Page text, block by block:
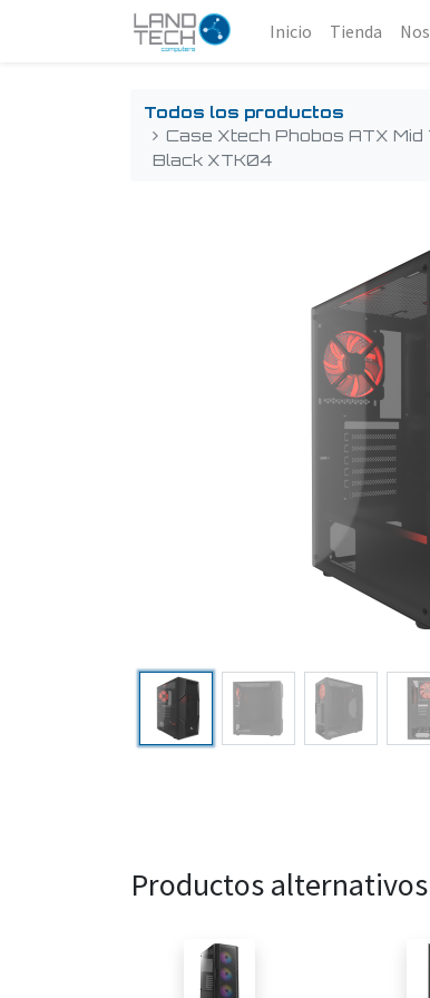
Inicio Tienda
Todos los productos
Case Xtech Phobos ATX Mid
Black XTK04
Productos